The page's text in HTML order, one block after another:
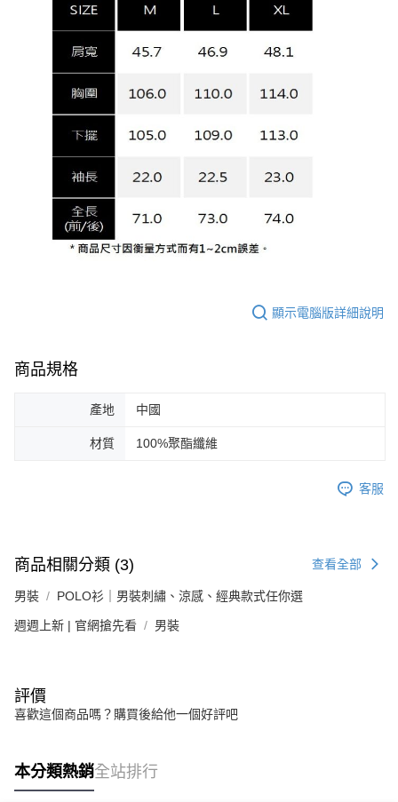
顯示電腦版詳細說明
商品規格
產地 中國
材質 100%聚酯纖維
客服
商品相關分類 (3) 查看全部
男裝 POLO衫｜男裝刺繡、涼感、經典款式任你選
週週上新 | 官網搶先看 男裝
評價
喜歡這個商品嗎？購買後給他一個好評吧
本分類熱銷全站排行